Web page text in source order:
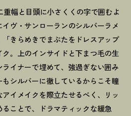
重幅と目頭に小さくくの字で囲むよ
ヴ・サンローランのシルバーラメ
「きらめきでまぶたをドレスアップ
。上のインサイドと下まつ毛の生
イナーで埋めて、強過ぎない囲み
シルバーに徹しているからこそ瞳
イメイクを際立たせるべく、リッ
ことで、ドラマティックな緩急